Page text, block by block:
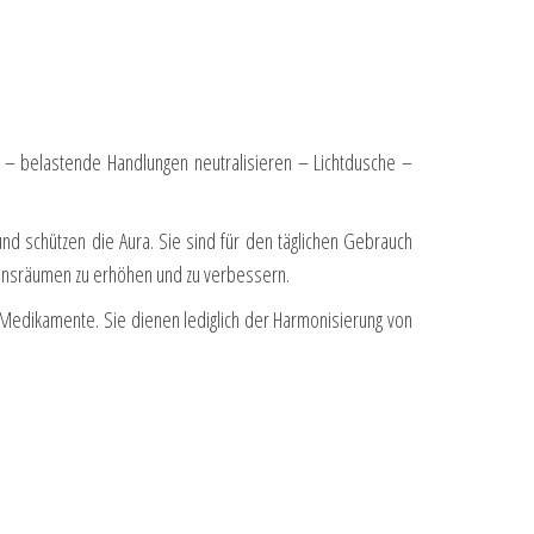
belastende Handlungen neutralisieren – Lichtdusche –
schützen die Aura. Sie sind für den täglichen Gebrauch
zu erhöhen und zu verbessern.
Sie dienen lediglich der Harmonisierung von